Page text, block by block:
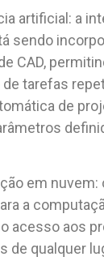
artificial: a
sendo
CAD,
tarefas
de
em nuvem:
a
acesso aos
de qualquer